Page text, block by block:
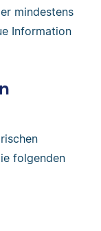
mindestens
Information
folgenden